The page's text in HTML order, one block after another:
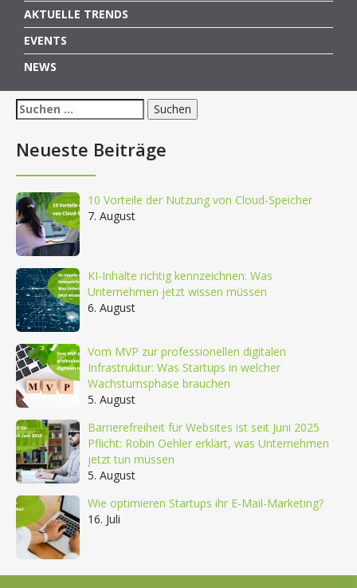
AKTUELLE TRENDS
EVENTS
NEWS
Suchen
nach:
Neueste Beiträge
10 Vorteile der Nutzung von Cloud-Speicher
7. August
KI-Inhalte richtig kennzeichnen: Was
Unternehmen jetzt wissen müssen
6. August
Vom MVP zur professionellen digitalen
Infrastruktur: Was Startups in welcher
Wachstumsphase brauchen
5. August
Barrierefreiheit für Websites ist seit Juni 2025
Pflicht: Robin Oehler erklärt, was Unternehmen
jetzt tun müssen
5. August
Wie optimieren Startups ihr E-Mail-Marketing?
16. Juli